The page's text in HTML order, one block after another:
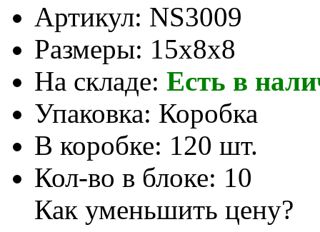
Артикул: NS3009
Размеры: 15x8x8
На складе: Есть в
Упаковка: Коробка
В коробке: 120 шт.
Кол-во в блоке: 10
Как уменьшить цену?